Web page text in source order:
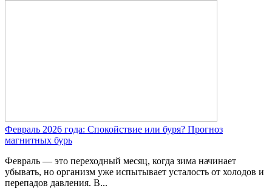
Февраль 2026 года: Спокойствие или буря? Прогноз
магнитных бурь
Февраль — это переходный месяц, когда зима начинает
убывать, но организм уже испытывает усталость от холодов и
перепадов давления. В...